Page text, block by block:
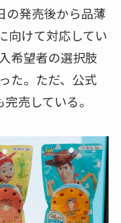
の発売後から品薄
向けて対応してい
希望者の選択肢
た。ただ、公式
売している。